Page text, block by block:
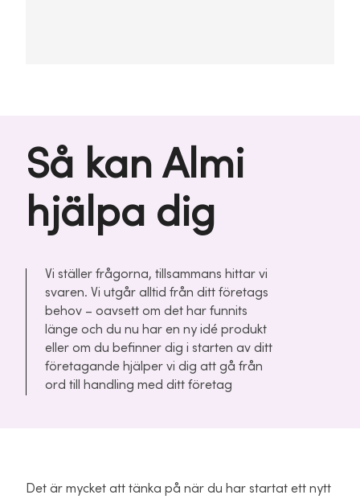
Så kan Almi
hjälpa dig
Vi ställer frågorna, tillsammans hittar vi
svaren. Vi utgår alltid från ditt företags
behov – oavsett om det har funnits
länge och du nu har en ny idé produkt
eller om du befinner dig i starten av ditt
företagande hjälper vi dig att gå från
ord till handling med ditt företag
Det är mycket att tänka på när du har startat ett nytt